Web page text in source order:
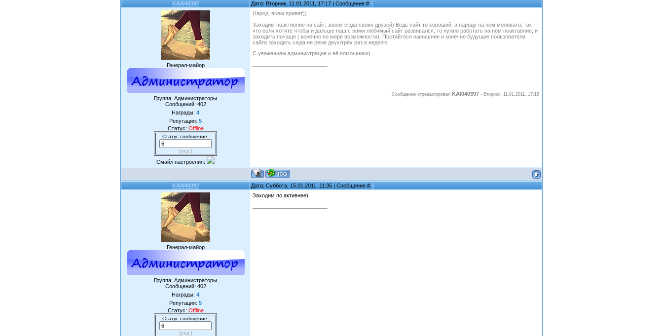
KAI040397 Дата: Вторник, 11.01.2011, 17:17 | Сообщение # 5
Генерал-майор
Группа: Администраторы
Сообщений: 402
Награды: 4
Репутация: 5
Статус: Offline
Статус сообщение:
[ред.]
Смайл настроения:
Народ, всем привет))
Заходим поактивние на сайт, зовём сюда своих друзей) Ведь сайт то хороший, а народу на нём моловато, так
что если хотите чтобы и дальше наш с вами любимый сайт развивался, то нужно работать на нём поактавние, и
заходить почаще ( конечно по мере возможности). Постайтеся нынишние и конечно будущие пользователи
сайта заходить сюда не реже двух/трёх раз в неделю.
С уважением администрация и её помощники)
Сообщение отредактировал KAI040397 - Вторник, 11.01.2011, 17:18
KAI040397 Дата: Суббота, 15.01.2011, 11:35 | Сообщение # 6
Генерал-майор
Группа: Администраторы
Сообщений: 402
Награды: 4
Репутация: 5
Статус: Offline
Статус сообщение:
[ред.]
Заходим по активнее)